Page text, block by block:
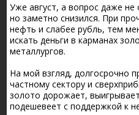
Уже август, а вопрос даже не
но заметно снизился. При
нефть и слабее рубль, тем
искать деньги в карманах
металлургов.
На мой взгляд, долгосрочно
частному сектору и
золото дорожает,
подешевеет с поддержкой к